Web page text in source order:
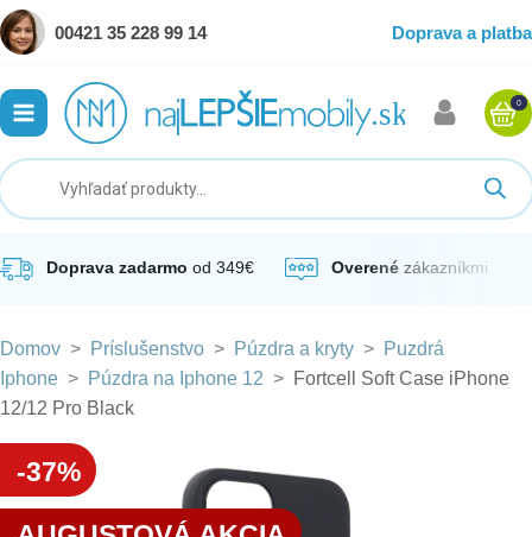
00421 35 228 99 14 Doprava a platba
0
Doprava zadarmo od 349€ Overené zákazníkmi
Domov > Príslušenstvo > Púzdra a kryty > Puzdrá
Iphone > Púzdra na Iphone 12 > Fortcell Soft Case iPhone
12/12 Pro Black
-37%